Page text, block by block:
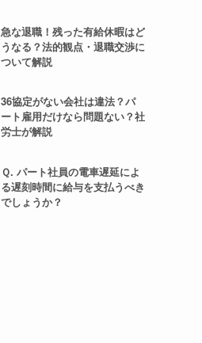
急な退職！残った有給休暇はど
うなる？法的観点・退職交渉に
ついて解説
36協定がない会社は違法？パ
ート雇用だけなら問題ない？社
労士が解説
Ｑ. パート社員の電車遅延によ
る遅刻時間に給与を支払うべき
でしょうか？